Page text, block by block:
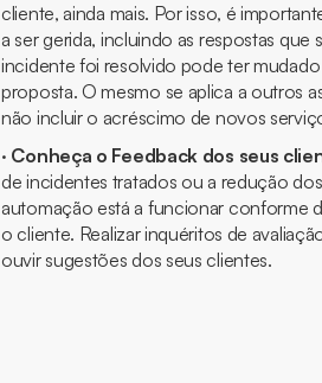
cliente, ainda mais. Por isso, é
a ser gerida, incluindo as respostas
incidente foi resolvido pode ter
proposta. O mesmo se aplica a outros
não incluir o acréscimo de novos
· Conheça o Feedback dos seus
de incidentes tratados ou a redução
automação está a funcionar conforme
o cliente. Realizar inquéritos de
ouvir sugestões dos seus clientes.